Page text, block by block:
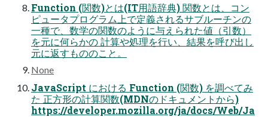
Function (関数)とは(IT用語辞典) 関数とは、コン
ピュータプログラム上で定義されるサブルーチンの
一種で、数学の関数のように与えられた値（引数）
を元に何らかの 計算や処理を行い、結果を呼び出し
元に返すもののこと。
None
JavaScript における Function (関数) を調べてみ
た 正方形の計算関数(MDNのドキュメントから)
https://developer.mozilla.org/ja/docs/Web/Ja